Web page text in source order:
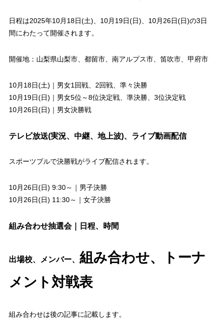
日程は2025年10月18日(土)、10月19日(日)、10月26日(日)の3日
間にわたって開催されます。
開催地：山梨県山梨市、都留市、南アルプス市、笛吹市、甲府市
10月18日(土)｜男女1回戦、2回戦、準々決勝
10月19日(日)｜男女5位～8位決定戦、準決勝、3位決定戦
10月26日(日)｜男女決勝戦
テレビ放送(実況、中継、地上波)、ライブ動画配信
スポーツブルで決勝戦がライブ配信されます。
10月26日(日) 9:30～｜男子決勝
10月26日(日) 11:30～｜女子決勝
組み合わせ抽選会｜日程、時間
出場校、メンバー、 組み合わせ、トーナ
メント対戦表
組み合わせは後の記事に記載します。